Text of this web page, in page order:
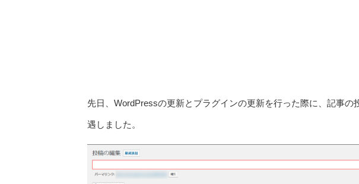
先日、WordPressの更新とプラグインの更新を行った際に、記事の
遇しました。